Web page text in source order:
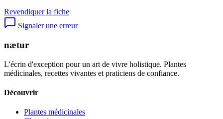
Revendiquer la fiche
Signaler une erreur
nætur
L'écrin d'exception pour un art de vivre holistique. Plantes
médicinales, recettes vivantes et praticiens de confiance.
Découvrir
Plantes médicinales